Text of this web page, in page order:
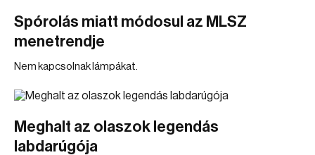
Spórolás miatt módosul az MLSZ
menetrendje
Nem kapcsolnak lámpákat.
Meghalt az olaszok legendás
labdarúgója